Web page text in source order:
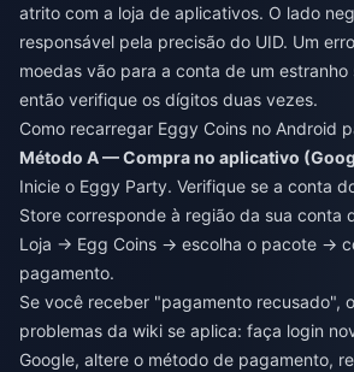
atrito com a loja de aplicativos. O lado
responsável pela precisão do UID. Um
moedas vão para a conta de um estranho
então verifique os dígitos duas vezes.
Como recarregar Eggy Coins no Android
Método A — Compra no aplicativo
Inicie o Eggy Party. Verifique se a conta
Store corresponde à região da sua conta
Loja → Egg Coins → escolha o pacote →
pagamento.
Se você receber "pagamento recusado",
problemas da wiki se aplica: faça login
Google, altere o método de pagamento,